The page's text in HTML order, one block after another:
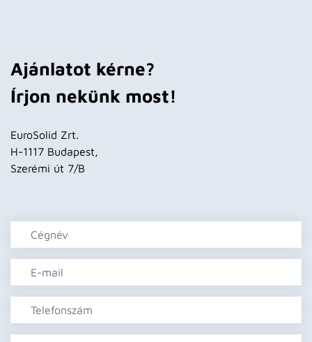
Ajánlatot kérne?
Írjon nekünk most!
EuroSolid Zrt.
H-1117 Budapest,
Szerémi út 7/B